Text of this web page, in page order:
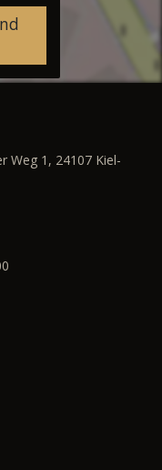
Weg 1, 24107 Kiel-